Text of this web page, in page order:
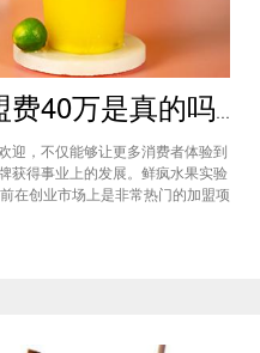
鲜疯水果实验室加盟费40万是真的吗？根本没有传言中那么多！
迎，不仅能够让更多消费者体验到
获得事业上的发展。鲜疯水果实验
在创业市场上是非常热门的加盟项
加盟用也成为了众多创业者青睐